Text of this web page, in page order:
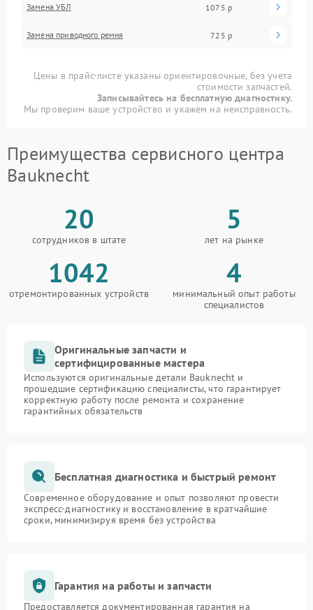
Замена УБЛ 1075 р
Замена приводного ремня 725 р
Цены в прайс-листе указаны ориентировочные, без учета
стоимости запчастей.
Записывайтесь на бесплатную диагностику.
Мы проверим ваше устройство и укажем на неисправность.
Преимущества сервисного центра
Bauknecht
20
сотрудников в штате
5
лет на рынке
1042
отремонтированных устройств
4
минимальный опыт работы
специалистов
Оригинальные запчасти и
сертифицированные мастера
Используются оригинальные детали Bauknecht и
прошедшие сертификацию специалисты, что гарантирует
корректную работу после ремонта и сохранение
гарантийных обязательств
Бесплатная диагностика и быстрый ремонт
Современное оборудование и опыт позволяют провести
экспресс-диагностику и восстановление в кратчайшие
сроки, минимизируя время без устройства
Гарантия на работы и запчасти
Предоставляется документированная гарантия на